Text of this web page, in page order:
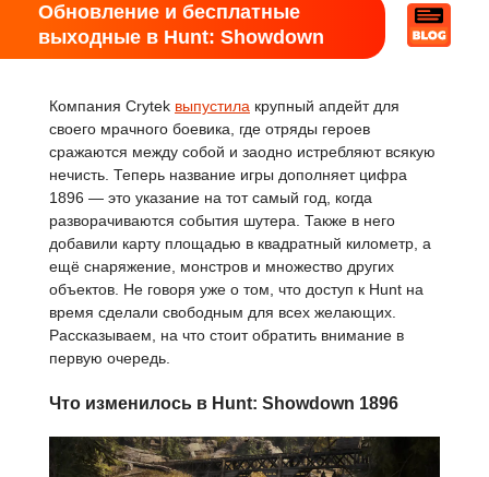
Обновление и бесплатные
выходные в Hunt: Showdown
Компания Crytek выпустила крупный апдейт для
своего мрачного боевика, где отряды героев
сражаются между собой и заодно истребляют всякую
нечисть. Теперь название игры дополняет цифра
1896 — это указание на тот самый год, когда
разворачиваются события шутера. Также в него
добавили карту площадью в квадратный километр, а
ещё снаряжение, монстров и множество других
объектов. Не говоря уже о том, что доступ к Hunt на
время сделали свободным для всех желающих.
Рассказываем, на что стоит обратить внимание в
первую очередь.
Что изменилось в Hunt: Showdown 1896